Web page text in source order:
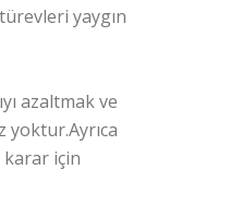
yaygın
azaltmak ve
yoktur.Ayrıca
karar için